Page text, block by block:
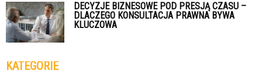
DECYZJE BIZNESOWE POD PRESJĄ CZASU –
DLACZEGO KONSULTACJA PRAWNA BYWA
KLUCZOWA
KATEGORIE